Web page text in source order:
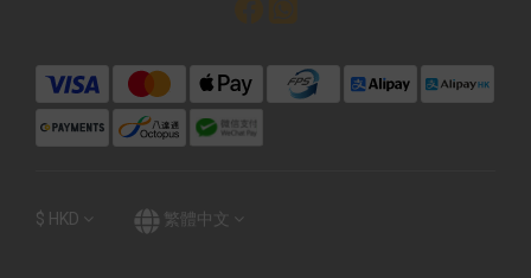
$ HKD 繁體中文